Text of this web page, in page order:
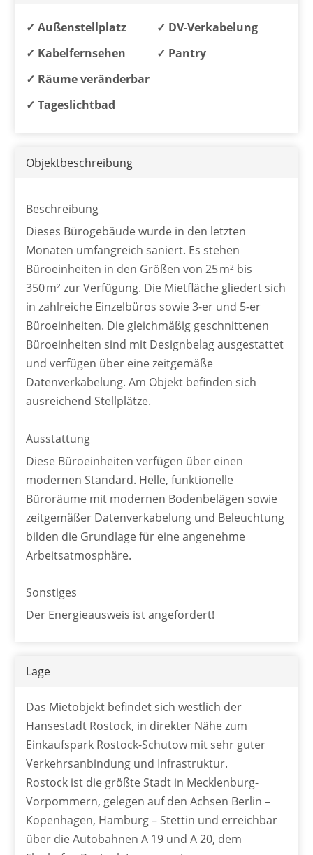
✓ Außenstellplatz
✓ DV-Verkabelung
✓ Kabelfernsehen
✓ Pantry
✓ Räume veränderbar
✓ Tageslichtbad
Objekt­beschreibung
Beschreibung
Dieses Bürogebäude wurde in den letzten
Monaten umfangreich saniert. Es stehen
Büroeinheiten in den Größen von 25 m² bis
350 m² zur Verfügung. Die Mietfläche gliedert sich
in zahlreiche Einzelbüros sowie 3-er und 5-er
Büroeinheiten. Die gleichmäßig geschnittenen
Büroeinheiten sind mit Designbelag ausgestattet
und verfügen über eine zeitgemäße
Datenverkabelung. Am Objekt befinden sich
ausreichend Stellplätze.
Ausstattung
Diese Büroeinheiten verfügen über einen
modernen Standard. Helle, funktionelle
Büroräume mit modernen Bodenbelägen sowie
zeitgemäßer Datenverkabelung und Beleuchtung
bilden die Grundlage für eine angenehme
Arbeitsatmosphäre.
Sonstiges
Der Energieausweis ist angefordert!
Lage
Das Mietobjekt befindet sich westlich der
Hansestadt Rostock, in direkter Nähe zum
Einkaufspark Rostock-Schutow mit sehr guter
Verkehrsanbindung und Infrastruktur.
Rostock ist die größte Stadt in Mecklenburg-
Vorpommern, gelegen auf den Achsen Berlin –
Kopenhagen, Hamburg – Stettin und erreichbar
über die Autobahnen A 19 und A 20, dem